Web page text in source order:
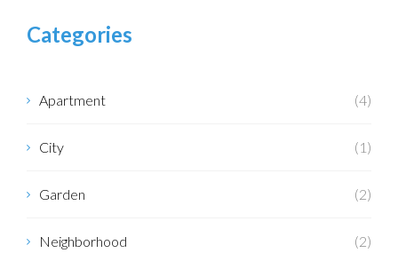
Categories
Apartment (4)
City (1)
Garden (2)
Neighborhood (2)